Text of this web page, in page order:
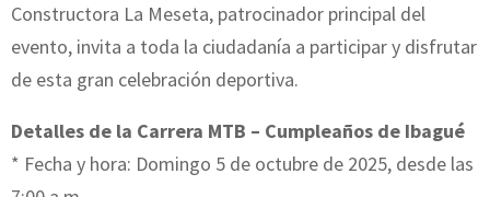
Constructora La Meseta, patrocinador principal del
evento, invita a toda la ciudadanía a participar y disfrutar
de esta gran celebración deportiva.
Detalles de la Carrera MTB – Cumpleaños de Ibagué
* Fecha y hora: Domingo 5 de octubre de 2025, desde las